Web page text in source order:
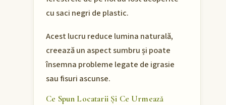
cu saci negri de plastic.
Acest lucru reduce lumina naturală,
creează un aspect sumbru și poate
însemna probleme legate de igrasie
sau fisuri ascunse.
Ce Spun Locatarii Și Ce Urmează